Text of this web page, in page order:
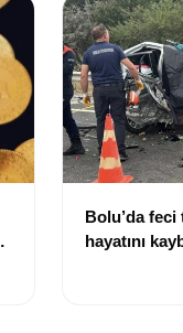
Bolu’da feci
hayatını